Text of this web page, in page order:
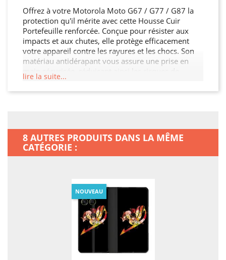
Offrez à votre Motorola Moto G67 / G77 / G87 la
protection qu'il mérite avec cette Housse Cuir
Portefeuille renforcée. Conçue pour résister aux
impacts et aux chutes, elle protège efficacement
votre appareil contre les rayures et les chocs. Son
matériau antidérapant vous assure une prise en
glissement. Avec son design élégant et ses
découpes précises, cette Housse Cuir Portefeuille
G87.
lire la suite...
8 AUTRES PRODUITS DANS LA MÊME
CATÉGORIE :
NOUVEAU